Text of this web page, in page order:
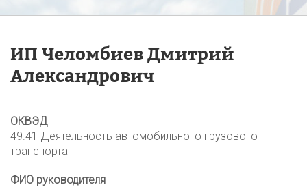
ИП Челомбиев Дмитрий
Александрович
ОКВЭД
49.41 Деятельность автомобильного грузового
транспорта
ФИО руководителя